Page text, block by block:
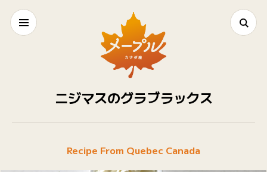
ニジマスのグラブラックス
Recipe From Quebec Canada